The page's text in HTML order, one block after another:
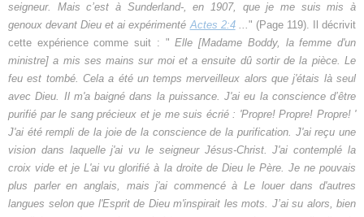
seigneur. Mais c’est à Sunderland-, en 1907, que je me suis mis à
genoux devant Dieu et ai expérimentéActes 2:4..." (Page 119). Il décrivit
cette expérience comme suit : "Elle [Madame Boddy, la femme d'un
ministre] a mis ses mains sur moi et a ensuite dû sortir de la pièce. Le
feu est tombé. Cela a été un temps merveilleux alors que j'étais là seul
avec Dieu. Il m'a baigné dans la puissance. J'ai eu la conscience d’être
purifié par le sang précieux et je me suis écrié : 'Propre! Propre! Propre! '
J'ai été rempli de la joie de la conscience de la purification. J'ai reçu une
vision dans laquelle j'ai vu le seigneur Jésus-Christ. J'ai contemplé la
croix vide et je L'ai vu glorifié à la droite de Dieu le Père. Je ne pouvais
plus parler en anglais, mais j'ai commencé à Le louer dans d'autres
langues selon que l'Esprit de Dieu m'inspirait les mots. J’ai su alors, bien